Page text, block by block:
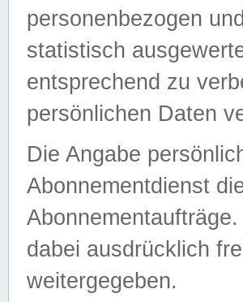
personenbezogen
statistisch
entsprechend zu
persönlichen Daten
Die Angabe
Abonnementdienst
dabei ausdrücklich
weitergegeben.